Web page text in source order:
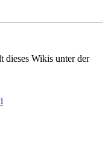
dieses Wikis unter der